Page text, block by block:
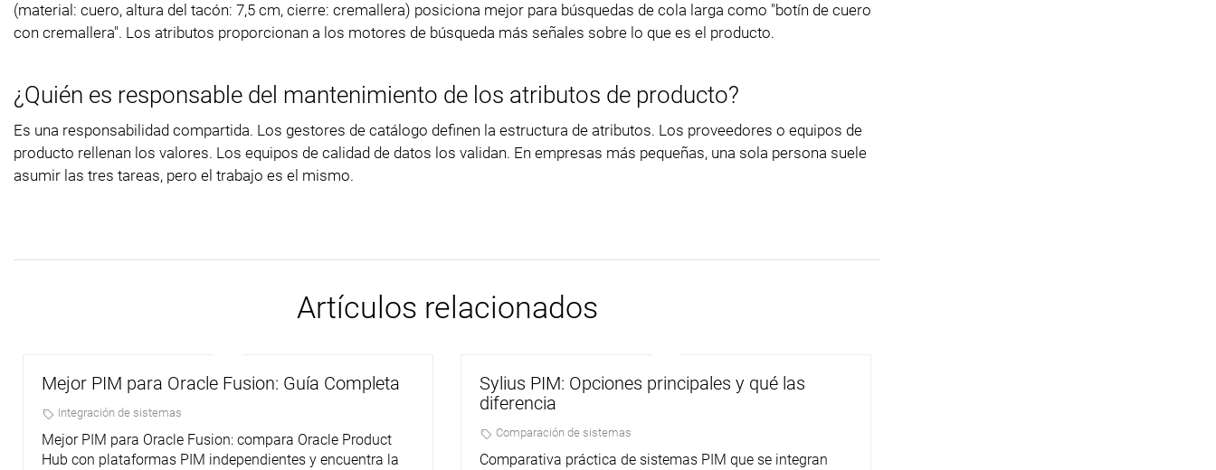
(material: cuero, altura del tacón: 7,5 cm, cierre: cremallera) posiciona mejor para búsquedas de cola larga como "botín de cuero
con cremallera". Los atributos proporcionan a los motores de búsqueda más señales sobre lo que es el producto.
¿Quién es responsable del mantenimiento de los atributos de producto?
Es una responsabilidad compartida. Los gestores de catálogo definen la estructura de atributos. Los proveedores o equipos de
producto rellenan los valores. Los equipos de calidad de datos los validan. En empresas más pequeñas, una sola persona suele
asumir las tres tareas, pero el trabajo es el mismo.
Artículos relacionados
Mejor PIM para Oracle Fusion: Guía Completa
Integración de sistemas
Mejor PIM para Oracle Fusion: compara Oracle Product
Hub con plataformas PIM independientes y encuentra la
Sylius PIM: Opciones principales y qué las
diferencia
Comparación de sistemas
Comparativa práctica de sistemas PIM que se integran